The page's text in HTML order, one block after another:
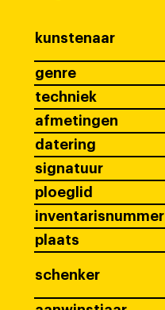
kunstenaar
genre
techniek
afmetingen
datering
signatuur
ploeglid
inventarisnummer
plaats
schenker